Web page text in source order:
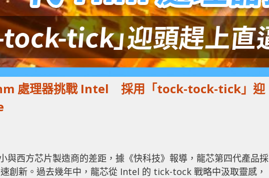
處理器挑戰 Intel 採用「tock-tock-tick」迎
與西方芯片製造商的差距，據《快科技》報導，龍芯第四代產品採
創新。過去幾年中，龍芯從 Intel 的 tick-tock 戰略中汲取靈感，